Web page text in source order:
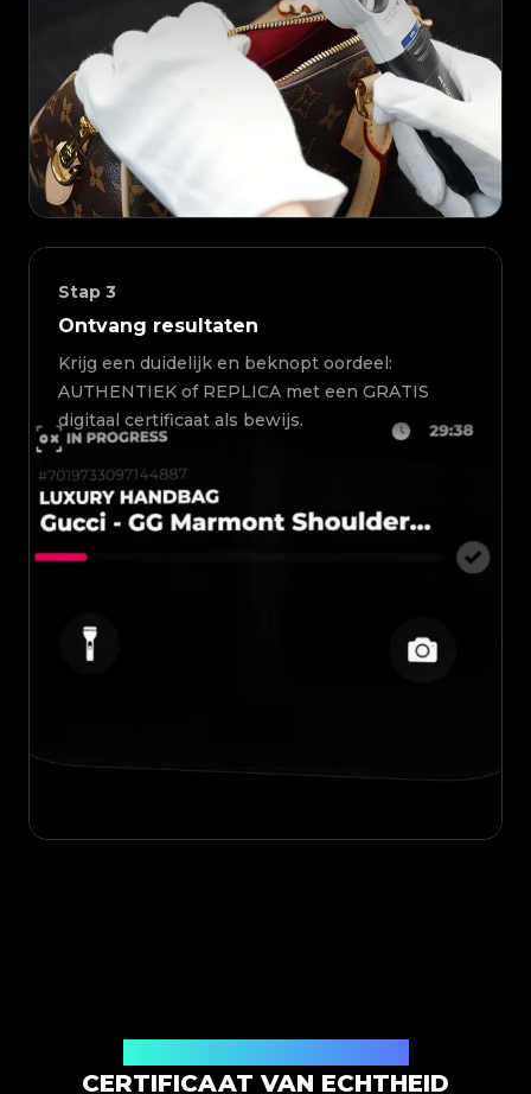
Stap 3
Ontvang resultaten
Krijg een duidelijk en beknopt oordeel:
AUTHENTIEK of REPLICA met een GRATIS
digitaal certificaat als bewijs.
CERTIFICAAT VAN ECHTHEID